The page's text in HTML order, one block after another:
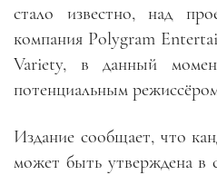
стало известно, над
компания Polygram
Variety, в данный
потенциальным
Издание сообщает, что
может быть утверждена в